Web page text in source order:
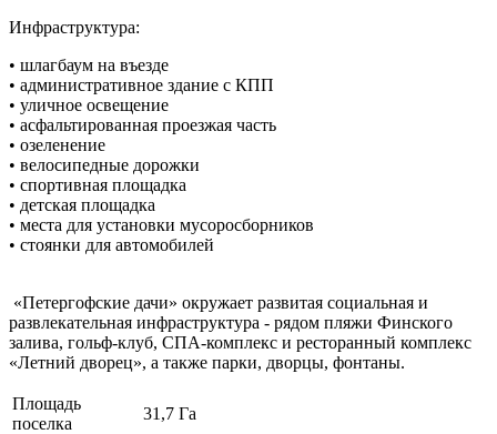
Инфраструктура:
• шлагбаум на въезде
• административное здание с КПП
• уличное освещение
• асфальтированная проезжая часть
• озеленение
• велосипедные дорожки
• спортивная площадка
• детская площадка
• места для установки мусоросборников
• стоянки для автомобилей
«Петергофские дачи» окружает развитая социальная и
развлекательная инфраструктура - рядом пляжи Финского
залива, гольф-клуб, СПА-комплекс и ресторанный комплекс
«Летний дворец», а также парки, дворцы, фонтаны.
Площадь
поселка
31,7 Га